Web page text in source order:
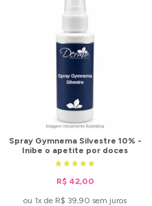
Spray Gymnema Silvestre 10% -
Inibe o apetite por doces
R$ 42,00
ou 1x de R$ 39,90 sem juros